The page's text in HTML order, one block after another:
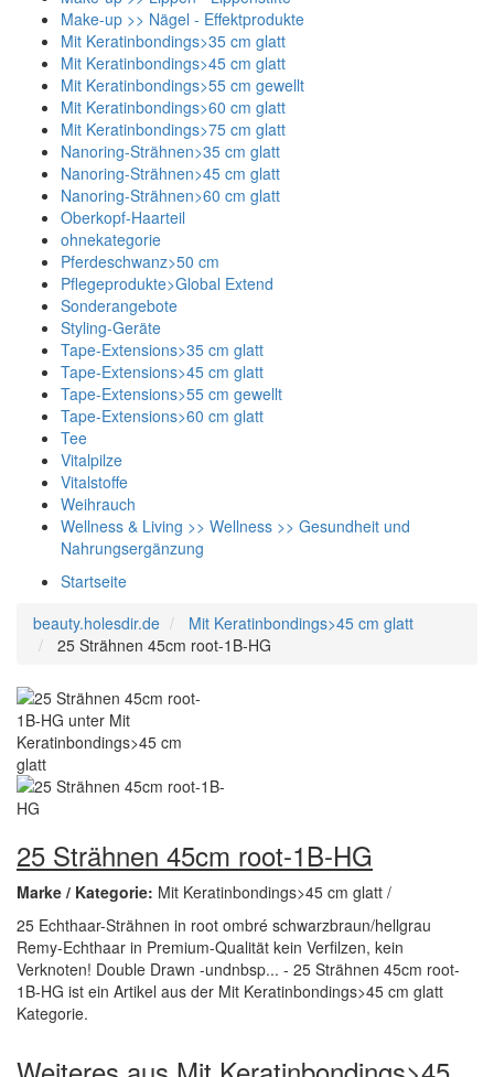
Make-up >> Nägel - Effektprodukte
Mit Keratinbondings>35 cm glatt
Mit Keratinbondings>45 cm glatt
Mit Keratinbondings>55 cm gewellt
Mit Keratinbondings>60 cm glatt
Mit Keratinbondings>75 cm glatt
Nanoring-Strähnen>35 cm glatt
Nanoring-Strähnen>45 cm glatt
Nanoring-Strähnen>60 cm glatt
Oberkopf-Haarteil
ohnekategorie
Pferdeschwanz>50 cm
Pflegeprodukte>Global Extend
Sonderangebote
Styling-Geräte
Tape-Extensions>35 cm glatt
Tape-Extensions>45 cm glatt
Tape-Extensions>55 cm gewellt
Tape-Extensions>60 cm glatt
Tee
Vitalpilze
Vitalstoffe
Weihrauch
Wellness & Living >> Wellness >> Gesundheit und
Nahrungsergänzung
Startseite
beauty.holesdir.de
Mit Keratinbondings>45 cm glatt
25 Strähnen 45cm root-1B-HG
25 Strähnen 45cm root-1B-HG
Marke / Kategorie: Mit Keratinbondings>45 cm glatt /
25 Echthaar-Strähnen in root ombré schwarzbraun/hellgrau
Remy-Echthaar in Premium-Qualität kein Verfilzen, kein
Verknoten! Double Drawn -undnbsp... - 25 Strähnen 45cm root-
1B-HG ist ein Artikel aus der Mit Keratinbondings>45 cm glatt
Kategorie.